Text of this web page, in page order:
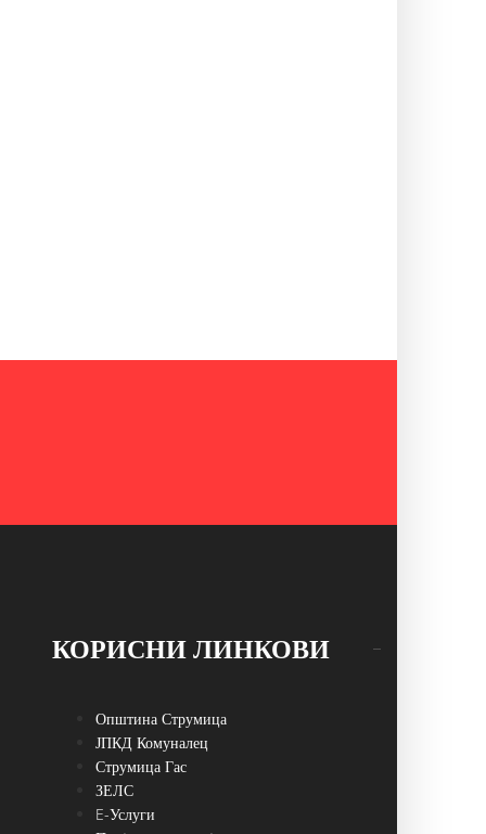
КОРИСНИ ЛИНКОВИ
Општина Струмица
ЈПКД Комуналец
Струмица Гас
ЗЕЛС
E-Услуги